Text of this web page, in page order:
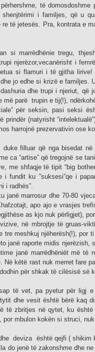
të
shenjtërimi i familjes, që u
të jetesës. Pra, kontrata e
si marrëdhënie tregu,
njerëzor,vecanërisht i
si flamuri i të gjitha
jo edhe si krizë e familjes.
dhe trupi i njeriut, që
parë trupin e tij(!),
për seksin, pasi seksi
prindër (natyrisht
harrojnë prezervativin ose
filluar që nga bisedat
ca “artise” që tregojnë se
me shfaqje të tipit “big
i fundit ku ”suksesi”qe i
i radhës”.
janë marrosur dhe 70-80
apo ajo e vrasjes
as kjo nuk përligjet),
në mbrojtje të gruas-
meshkuj njëherësh(!), por
janë raporte midis
janë marrëdhëniët më të
këtë rast nuk merret fare
për shkak të cilësisë së
të vet, pa pyetur për ligj
dhe vesit është bërë kaq
të zbritjes në qytet, ku
por mbulon kokën si struci,
deviza është qejfi (
do jenë të zakonshme dhe